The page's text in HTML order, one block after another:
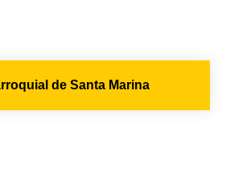
de Santa Marina